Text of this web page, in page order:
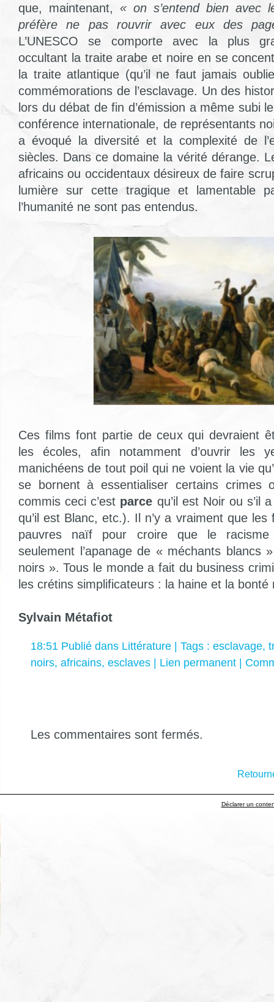
que, maintenant, « on s’entend bien avec
préfère ne pas rouvrir avec eux des
L’UNESCO se comporte avec la plus
occultant la traite arabe et noire en se
la traite atlantique (qu’il ne faut jamais
commémorations de l’esclavage. Un des
lors du débat de fin d’émission a même subi
conférence internationale, de représentants
a évoqué la diversité et la complexité de
siècles. Dans ce domaine la vérité dérange.
africains ou occidentaux désireux de faire
lumière sur cette tragique et lamentable
l’humanité ne sont pas entendus.
Ces films font partie de ceux qui devraient
les écoles, afin notamment d’ouvrir les
manichéens de tout poil qui ne voient la vie
se bornent à essentialiser certains crimes
commis ceci c’est parce qu’il est Noir ou s’il
qu’il est Blanc, etc.). Il n’y a vraiment que les
pauvres naïf pour croire que le racisme
seulement l’apanage de « méchants blancs
noirs ». Tous le monde a fait du business
les crétins simplificateurs : la haine et la bonté
Sylvain Métafiot
18:51 Publié dans Littérature | Tags : esclavage,
noirs, africains, esclaves | Lien permanent |
Les commentaires sont fermés.
Déclarer un